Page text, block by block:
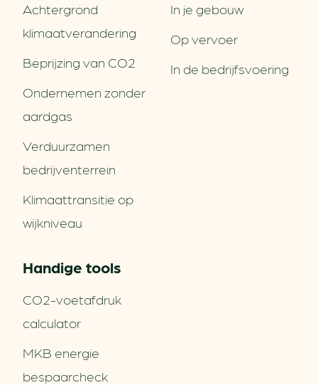
Achtergrond
klimaatverandering
Beprijzing van CO2
Ondernemen zonder
aardgas
Verduurzamen
bedrijventerrein
Klimaattransitie op
wijkniveau
In je gebouw
Op vervoer
In de bedrijfsvoering
Handige tools
CO2-voetafdruk
calculator
MKB energie
bespaarcheck